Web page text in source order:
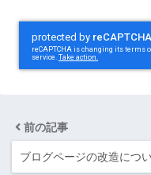
前の記事
ブログページの改造につ